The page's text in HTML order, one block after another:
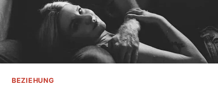
GEMACHT
HAST
BEZIEHUNG